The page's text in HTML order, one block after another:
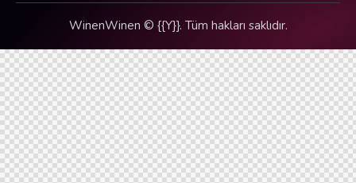
WinenWinen © {{Y}}. Tüm hakları saklıdır.